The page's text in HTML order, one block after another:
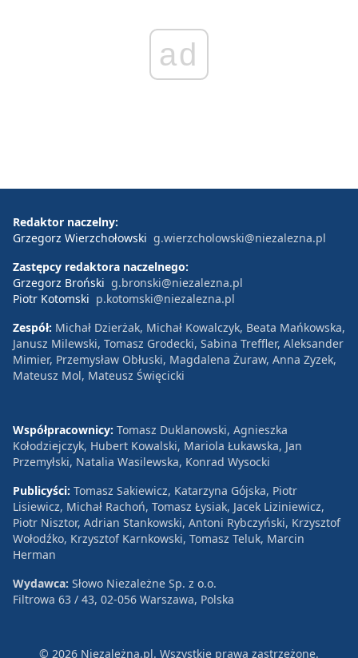
ad
Redaktor naczelny:
Grzegorz Wierzchołowski g.wierzcholowski@niezalezna.pl
Zastępcy redaktora naczelnego:
Grzegorz Broński g.bronski@niezalezna.pl
Piotr Kotomski p.kotomski@niezalezna.pl
Zespół: Michał Dzierżak, Michał Kowalczyk, Beata Mańkowska,
Janusz Milewski, Tomasz Grodecki, Sabina Treffler, Aleksander
Mimier, Przemysław Obłuski, Magdalena Żuraw, Anna Zyzek,
Mateusz Mol, Mateusz Święcicki
Współpracownicy: Tomasz Duklanowski, Agnieszka
Kołodziejczyk, Hubert Kowalski, Mariola Łukawska, Jan
Przemyłski, Natalia Wasilewska, Konrad Wysocki
Publicyści: Tomasz Sakiewicz, Katarzyna Gójska, Piotr
Lisiewicz, Michał Rachoń, Tomasz Łysiak, Jacek Liziniewicz,
Piotr Nisztor, Adrian Stankowski, Antoni Rybczyński, Krzysztof
Wołodźko, Krzysztof Karnkowski, Tomasz Teluk, Marcin
Herman
Wydawca: Słowo Niezależne Sp. z o.o.
Filtrowa 63 / 43, 02-056 Warszawa, Polska
© 2026 Niezależna.pl. Wszystkie prawa zastrzeżone.